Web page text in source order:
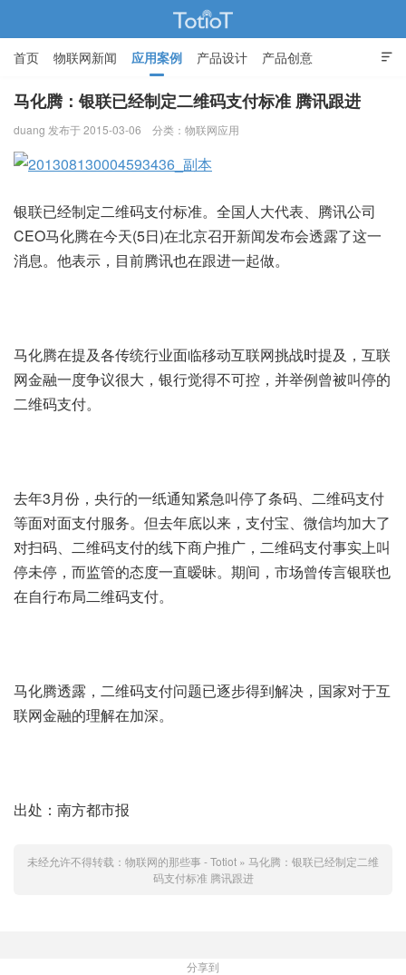

首页 物联网新闻 应用案例 产品设计 产品创意
智能家居
马化腾：银联已经制定二维码支付标准 腾讯跟进
duang 发布于 2015-03-06 分类： 物联网应用
银联已经制定二维码支付标准。全国人大代表、腾讯公司
CEO马化腾在今天(5日)在北京召开新闻发布会透露了这一
消息。他表示，目前腾讯也在跟进一起做。
马化腾在提及各传统行业面临移动互联网挑战时提及，互联
网金融一度争议很大，银行觉得不可控，并举例曾被叫停的
二维码支付。
去年3月份，央行的一纸通知紧急叫停了条码、二维码支付
等面对面支付服务。但去年底以来，支付宝、微信均加大了
对扫码、二维码支付的线下商户推广，二维码支付事实上叫
停未停，而监管的态度一直暧昧。期间，市场曾传言银联也
在自行布局二维码支付。
马化腾透露，二维码支付问题已逐步得到解决，国家对于互
联网金融的理解在加深。
出处：南方都市报
未经允许不得转载： 物联网的那些事 - Totiot » 马化腾：银联已经制定二维
码支付标准 腾讯跟进
分享到